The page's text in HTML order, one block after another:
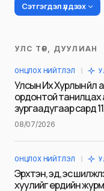
Сэтгэгдэл үлдээх
Таны имэйл
тэмдэглэсэн
Name
УЛС ТӨР, ДУУЛИАН
ОНЦЛОХ НИЙТЛЭЛ
Улсын Их Хурлын
ордонтой
зургаадугаар сард
08/07/2026
ОНЦЛОХ НИЙТЛЭЛ
Эрхтэн, эд, эс
хуулийг ердийн